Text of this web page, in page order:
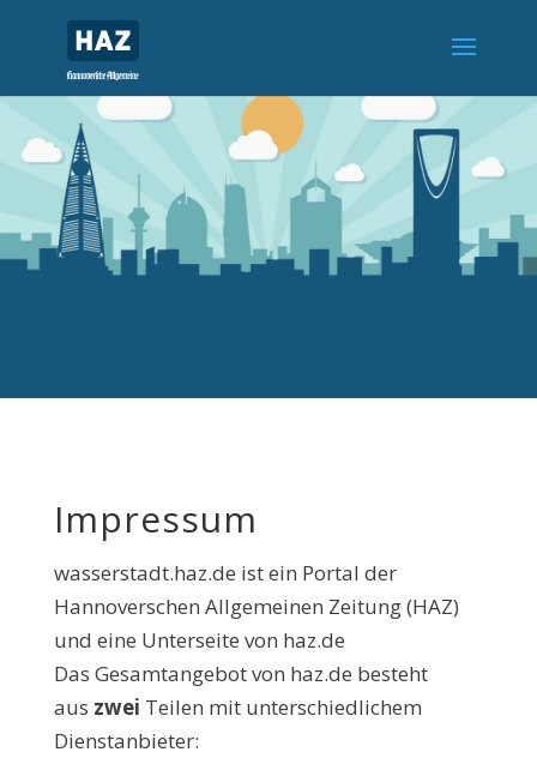
Impressum
wasserstadt.haz.de ist ein Portal der
Hannoverschen Allgemeinen Zeitung (HAZ)
und eine Unterseite von haz.de
Das Gesamtangebot von haz.de besteht
aus zwei Teilen mit unterschiedlichem
Dienstanbieter: